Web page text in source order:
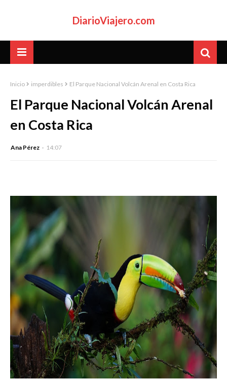
DiarioViajero.com
Inicio imperdibles El Parque Nacional Volcán Arenal en Costa Rica
El Parque Nacional Volcán Arenal
en Costa Rica
Ana Pérez 14:07